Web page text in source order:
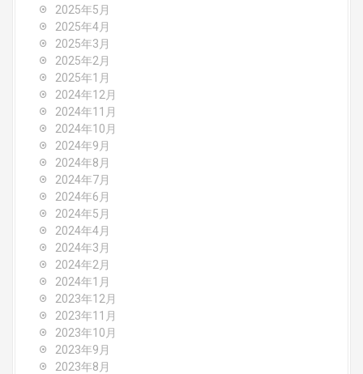
2025年5月
2025年4月
2025年3月
2025年2月
2025年1月
2024年12月
2024年11月
2024年10月
2024年9月
2024年8月
2024年7月
2024年6月
2024年5月
2024年4月
2024年3月
2024年2月
2024年1月
2023年12月
2023年11月
2023年10月
2023年9月
2023年8月